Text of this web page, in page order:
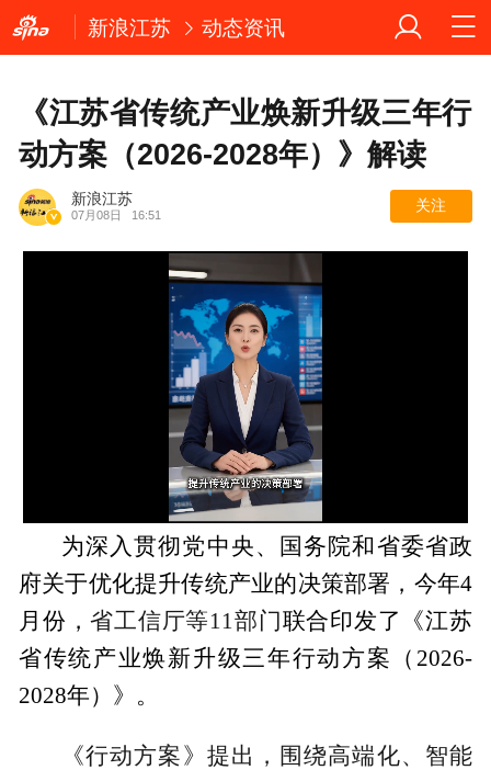
新浪江苏 动态资讯
《江苏省传统产业焕新升级三年行
动方案（2026-2028年）》解读
新浪江苏
07月08日 16:51
关注
为深入贯彻党中央、国务院和省委省政
府关于优化提升传统产业的决策部署，今年4
月份，省工信厅等11部门联合印发了
《江苏
省传统产业焕新升级三年行动方案（2026-
2028年）》。
《行动方案》 提出 ， 围绕高端化、智能